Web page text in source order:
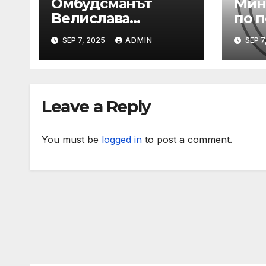
Омбудсманът
Велислава
Делчева
организира
изслушване на
заместник-
SEP 7, 2025 ADMIN
по
по
SEP
Leave a Reply
You must be logged in to post a comment.